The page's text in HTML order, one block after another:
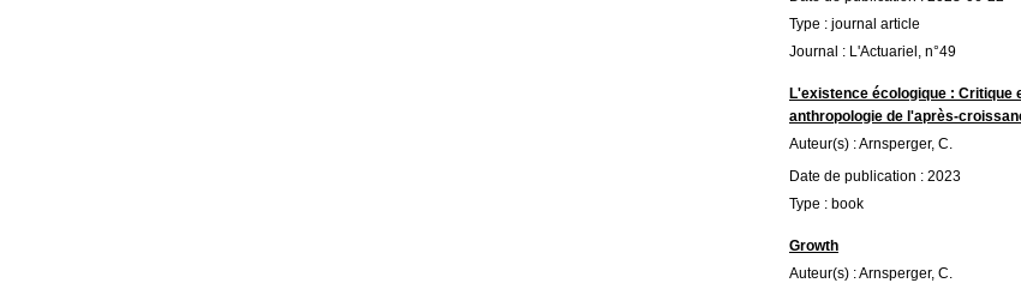
Type : journal article
Journal : L'Actuariel, n°49
L'existence écologique :
anthropologie de l'après-
Auteur(s) : Arnsperger, C.
Date de publication : 2023
Type : book
Growth
Auteur(s) : Arnsperger, C.